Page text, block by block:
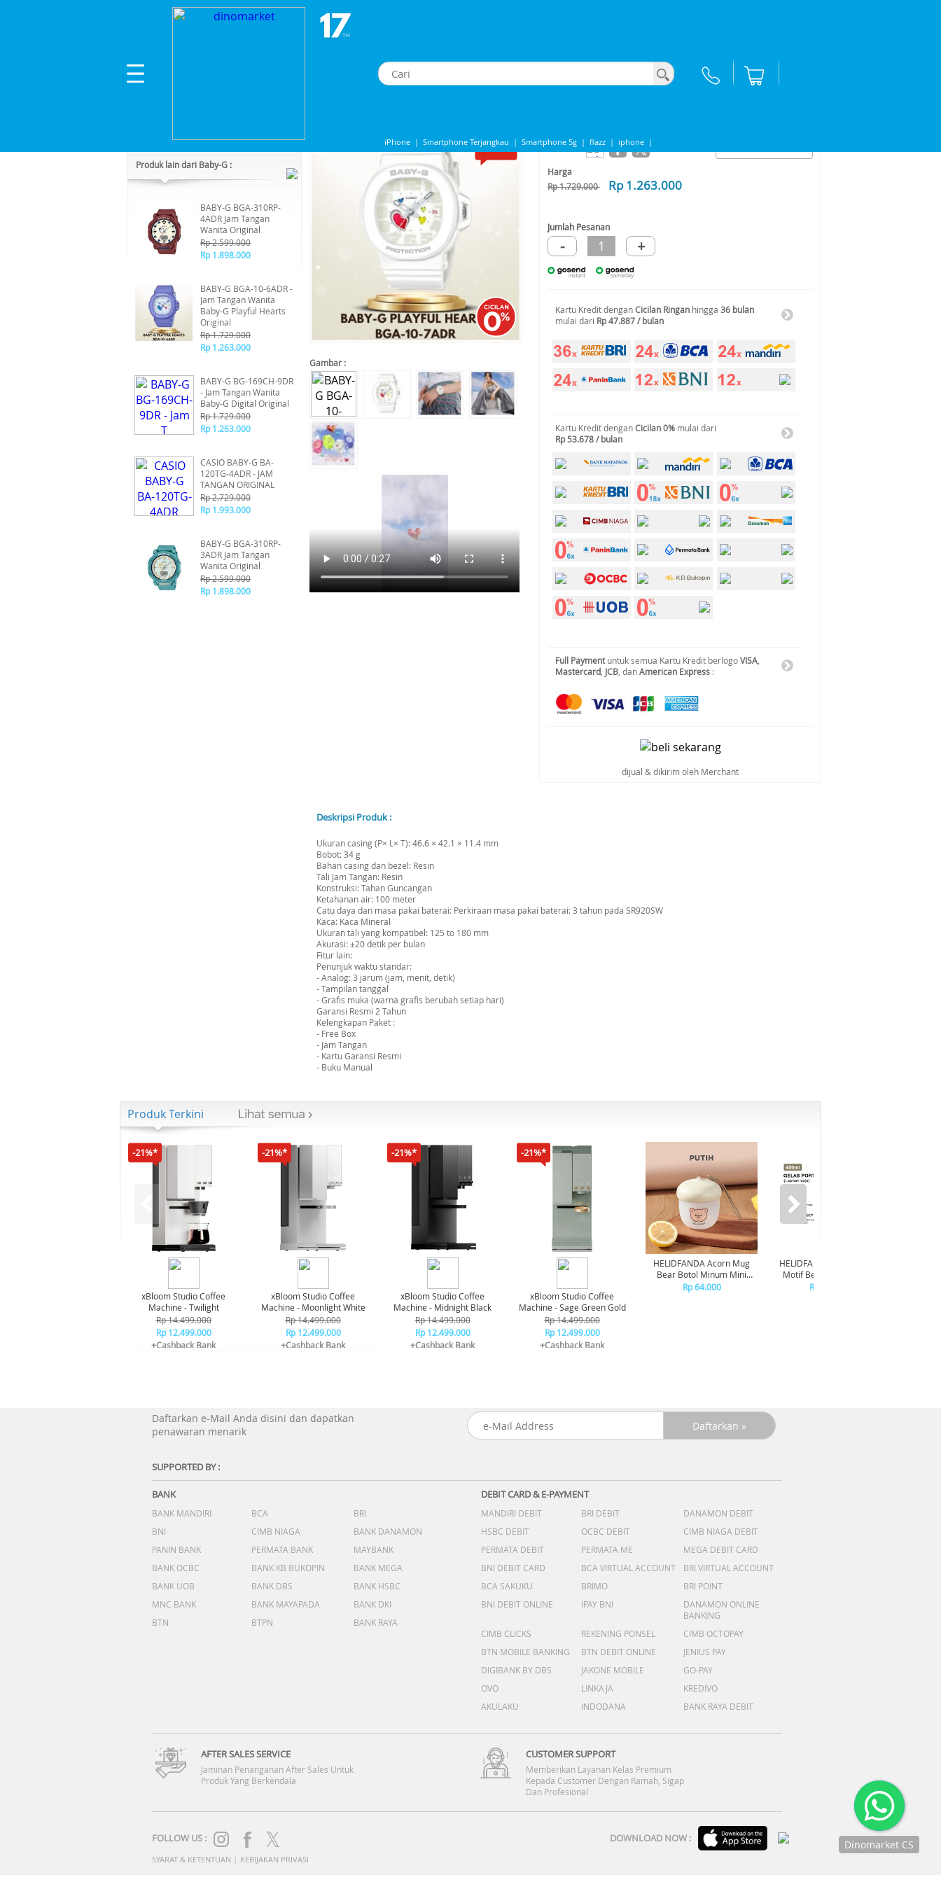
iPhone | Smartphone Terjangkau | Smartphone 5g | flazz | iphone |
IPHONE 13 | Iphone 14 | Samsung Note
Home
BABY-G BGA-10-7ADR - Jam Tangan Wanita Baby-G Playful Hearts Original
Produk lain dari Baby-G :
BABY-G BGA-310RP-
4ADR Jam Tangan
Wanita Original
Rp 2.599.000
Rp 1.898.000
BABY-G BGA-10-6ADR -
Jam Tangan Wanita
Baby-G Playful Hearts
Original
Rp 1.729.000
Rp 1.263.000
BABY-G BG-169CH-9DR
- Jam Tangan Wanita
Baby-G Digital Original
Rp 1.729.000
Rp 1.263.000
CASIO BABY-G BA-
120TG-4ADR - JAM
TANGAN ORIGINAL
Rp 2.729.000
Rp 1.993.000
BABY-G BGA-310RP-
3ADR Jam Tangan
Wanita Original
Rp 2.599.000
Rp 1.898.000
-27%*
Gambar :
Share to
Harga
Rp 1.729.000
Rp 1.263.000
Jumlah Pesanan
- 1 +
Kartu Kredit denganCicilan Ringan hingga 36 bulan
mulai dari Rp 47.887 / bulan
Kartu Kredit denganCicilan 0% mulai dari
Rp 53.678 / bulan
Full Paymentuntuk semua Kartu Kredit berlogoVISA
Mastercard JCB , danAmerican Express :
dijual & dikirim oleh Merchant
Deskripsi Produk :
Ukuran casing (P× L× T): 46.6 × 42.1 × 11.4 mm
Bobot: 34 g
Bahan casing dan bezel: Resin
Tali Jam Tangan: Resin
Konstruksi: Tahan Guncangan
Ketahanan air: 100 meter
Catu daya dan masa pakai baterai: Perkiraan masa pakai baterai: 3 tahun pada SR920SW
Kaca: Kaca Mineral
Ukuran tali yang kompatibel: 125 to 180 mm
Akurasi: ±20 detik per bulan
Fitur lain:
Penunjuk waktu standar:
- Analog: 3 jarum (jam, menit, detik)
- Tampilan tanggal
- Grafis muka (warna grafis berubah setiap hari)
Garansi Resmi 2 Tahun
Kelengkapan Paket :
- Free Box
- Jam Tangan
- Kartu Garansi Resmi
- Buku Manual
Produk Terkini
-21%*
xBloom Studio Coffee
Machine - Twilight
Rp 14.499.000
Rp 12.499.000
+Cashback Bank
-21%*
xBloom Studio Coffee
Machine - Moonlight White
Rp 14.499.000
Rp 12.499.000
+Cashback Bank
-21%*
xBloom Studio Coffee
Machine - Midnight Black
Rp 14.499.000
Rp 12.499.000
+Cashback Bank
-21%*
xBloom Studio Coffee
Machine - Sage Green Gold
Rp 14.499.000
Rp 12.499.000
+Cashback Bank
HELIDFANDA Acorn Mug
Bear Botol Minum Mini
Travel Kedap Anti Tumpah -
Rp 64.000
HELIDFANDA Botol Minum
Motif Bear Tumbler Anak
Sekolah dengan Tali -
Rp 180.000
Daftarkan e-Mail Anda disini dan dapatkan
penawaran menarik
SUPPORTED BY :
BANK
BANK MANDIRI BCA
BRI
BNI
CIMB NIAGA
BANK DANAMON
PANIN BANK
PERMATA BANK
MAYBANK
BANK OCBC
BANK KB BUKOPIN
BANK MEGA
BANK UOB
BANK DBS
BANK HSBC
MNC BANK
BANK MAYAPADA
BANK DKI
BTN
BTPN BANK RAYA
DEBIT CARD & E-PAYMENT
MANDIRI DEBIT BRI DEBIT
DANAMON DEBIT
HSBC DEBIT
OCBC DEBIT
CIMB NIAGA DEBIT
PERMATA DEBIT
PERMATA ME
MEGA DEBIT CARD
BNI DEBIT CARD
BCA VIRTUAL ACCOUNT
BRI VIRTUAL ACCOUNT
BCA SAKUKU
BRIMO
BRI POINT
BNI DEBIT ONLINE
IPAY BNI
DANAMON ONLINE
BANKING
CIMB CLICKS
REKENING PONSEL
CIMB OCTOPAY
BTN MOBILE BANKING
BTN DEBIT ONLINE
JENIUS PAY
DIGIBANK BY DBS
JAKONE MOBILE
GO-PAY
OVO
LINKAJA
KREDIVO
AKULAKU
INDODANA BANK RAYA DEBIT
AFTER SALES SERVICE
Jaminan Penanganan After Sales Untuk
Produk Yang Berkendala
CUSTOMER SUPPORT
Memberikan Layanan Kelas Premium
Kepada Customer Dengan Ramah, Sigap
Dan Profesional
FOLLOW US : DOWNLOAD NOW :
SYARAT & KETENTUAN | KEBIJAKAN PRIVASI
Dinomarket CS